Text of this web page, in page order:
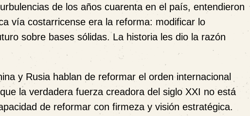
de los años cuarenta en el país, entendieron
vía costarricense era la reforma: modificar lo
sobre bases sólidas. La historia les dio la razón
y Rusia hablan de reformar el orden internacional
la verdadera fuerza creadora del siglo XXI no está
de reformar con firmeza y visión estratégica.